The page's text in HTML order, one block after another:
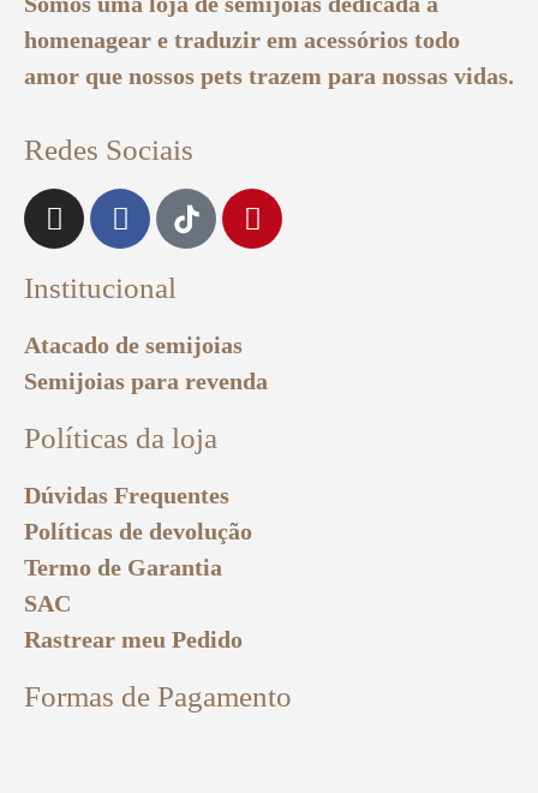
homenagear e traduzir em acessórios todo
amor que nossos pets trazem para nossas vidas.
Redes Sociais
Institucional
Atacado de semijoias
Semijoias para revenda
Políticas da loja
Dúvidas Frequentes
Políticas de devolução
Termo de Garantia
SAC
Rastrear meu Pedido
Formas de Pagamento